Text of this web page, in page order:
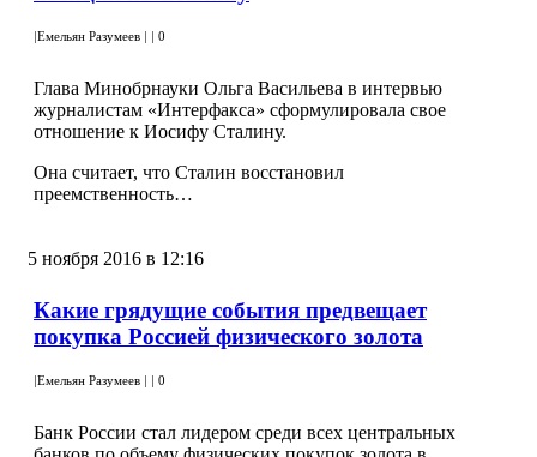
|Емельян Разумеев | | 0
Глава Минобрнауки Ольга Васильева в интервью
журналистам «Интерфакса» сформулировала свое
отношение к Иосифу Сталину.
Она считает, что Сталин восстановил
преемственность…
5 ноября 2016 в 12:16
Какие грядущие события предвещает
покупка Россией физического золота
|Емельян Разумеев | | 0
Банк России стал лидером среди всех центральных